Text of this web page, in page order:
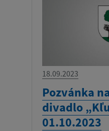
18.09.2023
Pozvánka
divadlo
01.10.2023